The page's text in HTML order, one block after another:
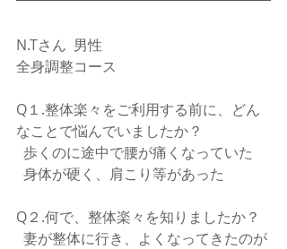
N.Tさん  男性
全身調整コース
Q１.整体楽々をご利用する前に、どん
なことで悩んでいましたか？
  歩くのに途中で腰が痛くなっていた
  身体が硬く、肩こり等があった
Q２.何で、整体楽々を知りましたか？